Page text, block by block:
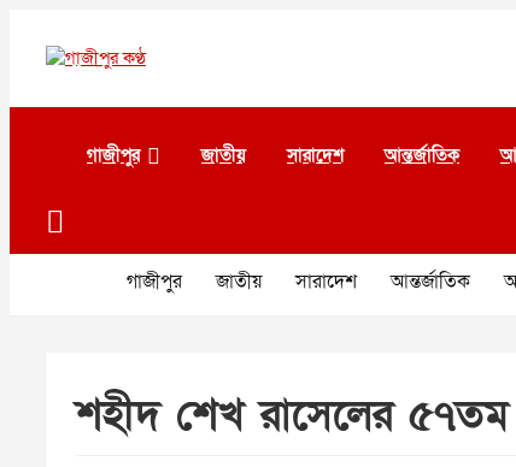
contentগাজীপুর কণ্ঠ
গাজীপুর জাতীয় সারাদেশ আন্তর্জাতিক
গাজীপুর জাতীয় সারাদেশ আন্তর্জাতিক
শহীদ শেখ রাসেলের